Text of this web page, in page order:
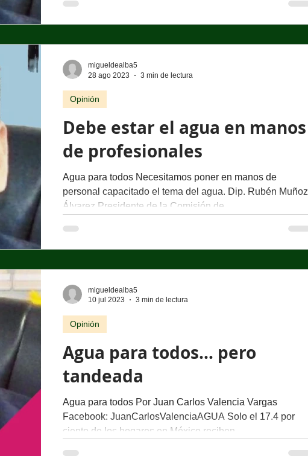
Debe estar el agua en manos
de profesionales
Agua para todos Necesitamos poner en manos de
personal capacitado el tema del agua. Dip. Rubén Muñoz
Álvarez Presidente de la Comisión de...
Opinión
migueldealba5
28 ago 2023
3 min de lectura
Agua para todos… pero
tandeada
Agua para todos Por Juan Carlos Valencia Vargas
Facebook: JuanCarlosValenciaAGUA Solo el 17.4 por
ciento de los hogares en México reciben...
Opinión
migueldealba5
10 jul 2023
3 min de lectura